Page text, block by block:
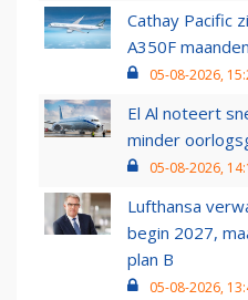
Cathay Pacific
A350F
05-08-2026,
El Al noteert
minder
05-08-2026,
Lufthansa
begin 2027,
plan B
05-08-2026,